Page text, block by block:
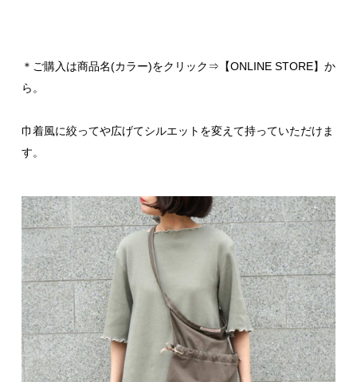
＊ご購入は商品名(カラー)をクリック⇒【ONLINE STORE】か
ら。
巾着風に絞ってや広げてシルエットを変えて持っていただけま
す。